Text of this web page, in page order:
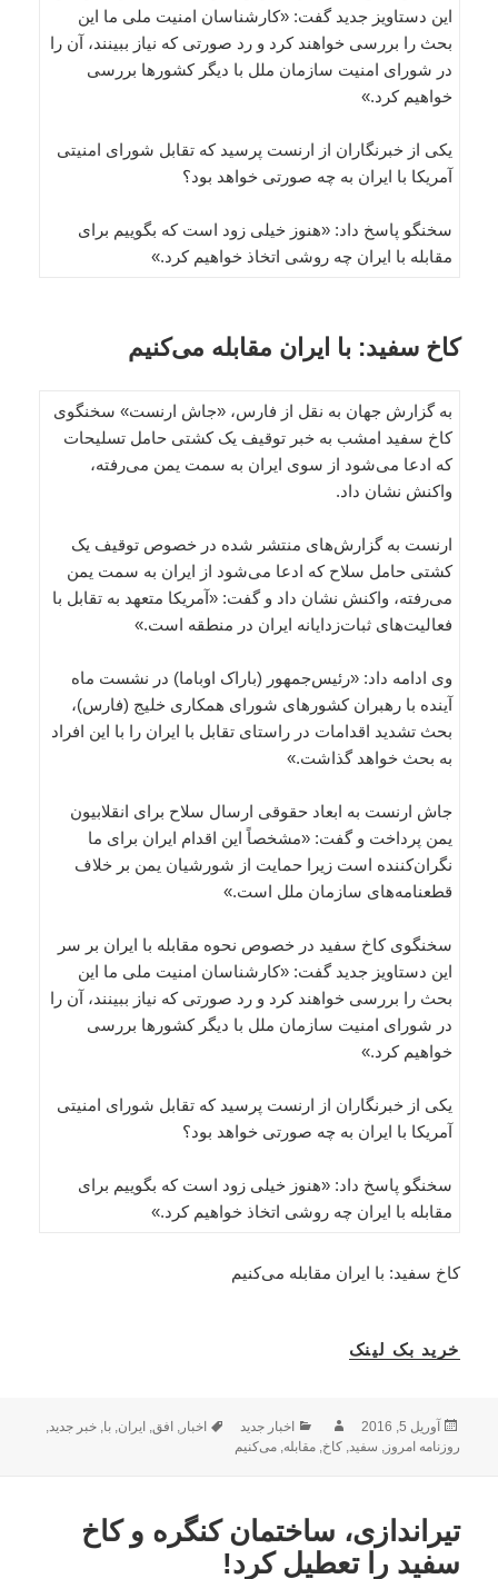
این دستاویز جدید گفت: «کارشناسان امنیت ملی ما این
بحث را بررسی خواهند کرد و رد صورتی که نیاز ببینند، آن را
در شورای امنیت سازمان ملل با دیگر کشورها بررسی
خواهیم کرد.»
یکی از خبرنگاران از ارنست پرسید که تقابل شورای امنیتی
آمریکا با ایران به چه صورتی خواهد بود؟
سخنگو پاسخ داد: «هنوز خیلی زود است که بگوییم برای
مقابله با ایران چه روشی اتخاذ خواهیم کرد.»
کاخ سفید: با ایران مقابله می‌کنیم
به گزارش جهان به نقل از فارس، «جاش ارنست» سخنگوی
کاخ سفید امشب به خبر توقیف یک کشتی حامل تسلیحات
که ادعا می‌شود از سوی ایران به سمت یمن می‌رفته،
واکنش نشان داد.
ارنست به گزارش‌های منتشر شده در خصوص توقیف یک
کشتی حامل سلاح که ادعا می‌شود از ایران به سمت یمن
می‌رفته، واکنش نشان داد و گفت: «آمریکا متعهد به تقابل با
فعالیت‌های ثبات‌زدایانه ایران در منطقه است.»
وی ادامه داد: «رئیس‌جمهور (باراک اوباما) در نشست ماه
آینده با رهبران کشورهای شورای همکاری خلیج (فارس)،
بحث تشدید اقدامات در راستای تقابل با ایران را با این افراد
به بحث خواهد گذاشت.»
جاش ارنست به ابعاد حقوقی ارسال سلاح برای انقلابیون
یمن پرداخت و گفت: «مشخصاً این اقدام ایران برای ما
نگران‌کننده است زیرا حمایت از شورشیان یمن بر خلاف
قطعنامه‌های سازمان ملل است.»
سخنگوی کاخ سفید در خصوص نحوه مقابله با ایران بر سر
این دستاویز جدید گفت: «کارشناسان امنیت ملی ما این
بحث را بررسی خواهند کرد و رد صورتی که نیاز ببینند، آن را
در شورای امنیت سازمان ملل با دیگر کشورها بررسی
خواهیم کرد.»
یکی از خبرنگاران از ارنست پرسید که تقابل شورای امنیتی
آمریکا با ایران به چه صورتی خواهد بود؟
سخنگو پاسخ داد: «هنوز خیلی زود است که بگوییم برای
مقابله با ایران چه روشی اتخاذ خواهیم کرد.»
کاخ سفید: با ایران مقابله می‌کنیم
خرید بک لینک
ارسال
شده
آوریل 5, 2016 نویسندهدسته‌ها
اخبار جدید برچسب‌ها
اخبار, افق, ایران,با,خبر جدید,
روزنامه امروز, سفید,کاخ,مقابله,می‌کنیم
تیراندازی، ساختمان کنگره و کاخ
سفید را تعطیل کرد!